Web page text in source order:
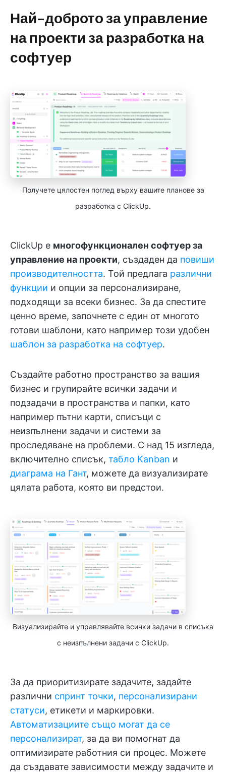
Най-доброто за управление
на проекти за разработка на
софтуер
Получете цялостен поглед върху вашите планове за
разработка с ClickUp.
ClickUp е многофункционален софтуер за
управление на проекти, създаден да повиши
производителността. Той предлага различни
функции и опции за персонализиране,
подходящи за всеки бизнес. За да спестите
ценно време, започнете с един от многото
готови шаблони, като например този удобен
шаблон за разработка на софтуер.
Създайте работно пространство за вашия
бизнес и групирайте всички задачи и
подзадачи в пространства и папки, като
например пътни карти, списъци с
неизпълнени задачи и системи за
проследяване на проблеми. С над 15 изгледа,
включително списък, табло Kanban и
диаграма на Гант, можете да визуализирате
цялата работа, която ви предстои.
Визуализирайте и управлявайте всички задачи в списъка
с неизпълнени задачи с ClickUp.
За да приоритизирате задачите, задайте
различни спринт точки, персонализирани
статуси, етикети и маркировки.
Автоматизациите също могат да се
персонализират, за да ви помогнат да
оптимизирате работния си процес. Можете
да създавате зависимости между задачите и